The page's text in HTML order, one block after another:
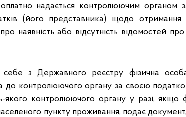
надається контролюючим органом
(його представника) щодо отримання
наявність або відсутність відомостей
з Державного реєстру фізична особа
до контролюючого органу за своєю
контролюючого органу у разі, якщо
пункту проживання, подає